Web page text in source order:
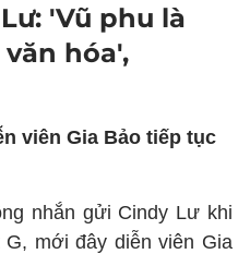
'Vũ phu là
hóa',
viên Gia Bảo tiếp tục
nhắn gửi Cindy Lư khi
mới đây diễn viên Gia